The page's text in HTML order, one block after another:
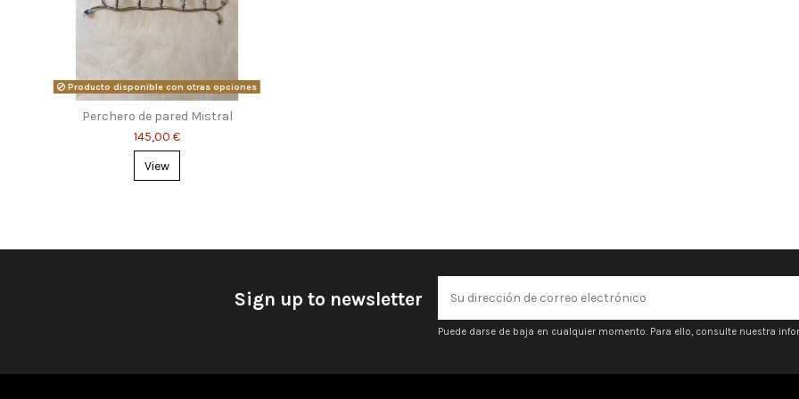
Producto disponible con otras opciones
Perchero de pared Mistral
145,00 €
View
Sign up to newsletter
Puede darse de baja en cualquier momento. Para ello, consulte nuestra